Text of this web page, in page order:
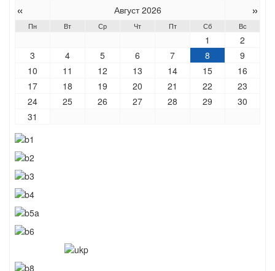
« Август 2026 »
Пн Вт Ср Чт Пт Сб Вс
1
2
3
4 5 6 7 8
9
10
11 12 13 14 15
16
17
18 19 20 21 22
23
24
25 26 27 28 29
30
31